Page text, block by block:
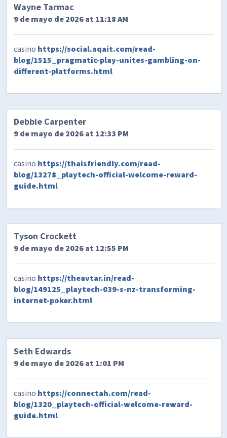
Wayne Tarmac
9 de mayo de 2026 at 11:18 AM
casino https://social.aqait.com/read-
blog/1515_pragmatic-play-unites-gambling-on-
different-platforms.html
Debbie Carpenter
9 de mayo de 2026 at 12:33 PM
casino https://thaisfriendly.com/read-
blog/13278_playtech-official-welcome-reward-
guide.html
Tyson Crockett
9 de mayo de 2026 at 12:55 PM
casino https://theavtar.in/read-
blog/149125_playtech-039-s-nz-transforming-
internet-poker.html
Seth Edwards
9 de mayo de 2026 at 1:01 PM
casino https://connectah.com/read-
blog/1320_playtech-official-welcome-reward-
guide.html